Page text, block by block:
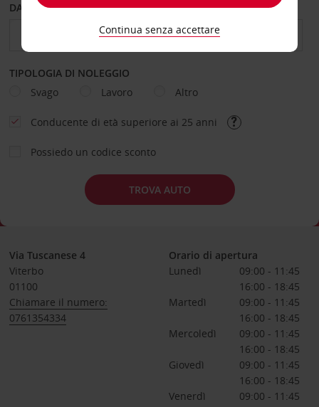
DAL GIORNO AL GIORNO
TIPOLOGIA DI NOLEGGIO
Svago
Lavoro Altro
Conducente di età superiore ai 25 anni
Possiedo un codice sconto
TROVA AUTO
Via Tuscanese 4
Viterbo
01100
Chiamare il numero:
0761354334
Orario di apertura
Lunedì
09:00 - 11:45
16:00 - 18:45
Martedì
09:00 - 11:45
16:00 - 18:45
Mercoledì
09:00 - 11:45
16:00 - 18:45
Giovedì
09:00 - 11:45
16:00 - 18:45
Venerdì
09:00 - 11:45
Continua senza accettare